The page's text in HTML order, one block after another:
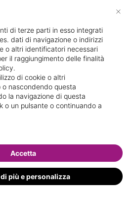
di Giorgia
di terze parti in esso integrati
dati di navigazione o indirizzi
o altri identificatori necessari
il raggiungimento delle finalità
di cookie o altri
nascondendo questa
la navigazione di questa
o un pulsante o continuando a
più e personalizza
Accetta
×